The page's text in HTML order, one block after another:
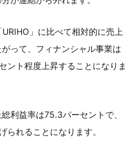
」に比べて相対的に売上
って、フィナンシャル事業は
ント程度上昇することになりま
利益率は75.3パーセントで、
られることになります。